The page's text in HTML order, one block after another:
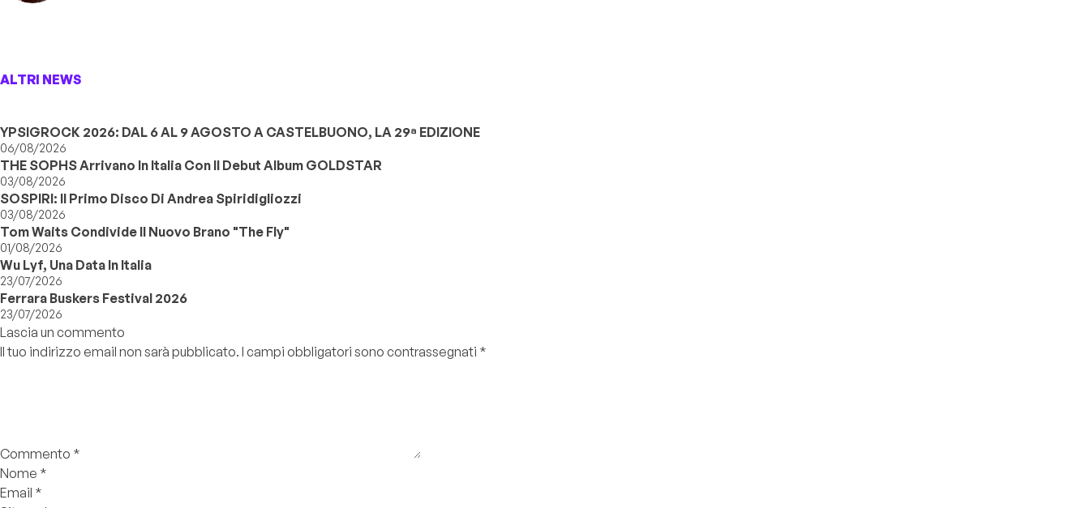
ALTRI NEWS
YPSIGROCK 2026: DAL 6 AL 9 AGOSTO A CASTELBUONO, LA 29ª EDIZIONE
06/08/2026
THE SOPHS Arrivano In Italia Con Il Debut Album GOLDSTAR
03/08/2026
SOSPIRI: Il Primo Disco Di Andrea Spiridigliozzi
03/08/2026
Tom Waits Condivide Il Nuovo Brano "The Fly"
01/08/2026
Wu Lyf, Una Data In Italia
23/07/2026
Ferrara Buskers Festival 2026
23/07/2026
Lascia un commento
Il tuo indirizzo email non sarà pubblicato. I campi obbligatori sono contrassegnati *
Commento *
Nome *
Email *